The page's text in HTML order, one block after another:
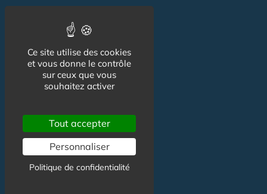
Actualité Maison de Santé
Agenda Maison de Santé
Flux RSS
Newsletter
Reseaux Sociaux
Facebook
Ce site utilise des cookies
et vous donne le contrôle
sur ceux que vous
souhaitez activer
Tout accepter
Personnaliser
Politique de confidentialité